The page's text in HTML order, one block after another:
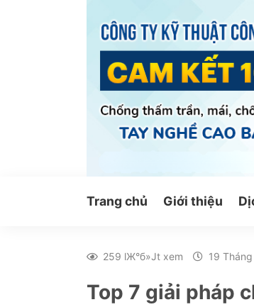
Trang chủ Giới thiệu
259 lЖ°б»Јt xem 19
Top 7 giải pháp